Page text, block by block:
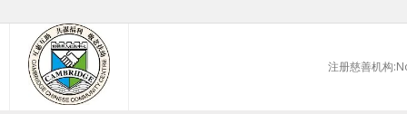
content
注册慈善机构